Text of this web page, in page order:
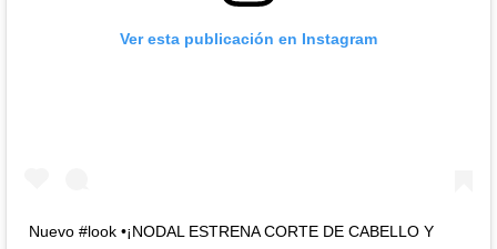
Ver esta publicación en Instagram
Nuevo #look •¡NODAL ESTRENA CORTE DE CABELLO Y